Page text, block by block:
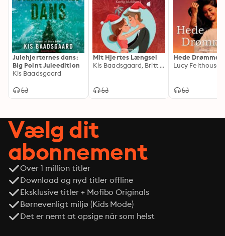
Julehjerternes dans:
Big Point Juleedition
Kis Baadsgaard
Mit Hjertes Længsel
Kis Baadsgaard, Britt Bøg, Cindy Malmberg, Pia Gasberg, Erla Ingvarsdóttir, Tina Klæsøe, Vibeke Vestergaard, Pia Gasbjerg
Hede Drømme
Lucy Felthouse
Vælg dit
abonnement
Over 1 million titler
Download og nyd titler offline
Eksklusive titler + Mofibo Originals
Børnevenligt miljø (Kids Mode)
Det er nemt at opsige når som helst